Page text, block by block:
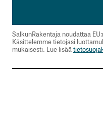
SalkunRakentaja noudattaa
Käsittelemme tietojasi
mukaisesti. Lue lisää